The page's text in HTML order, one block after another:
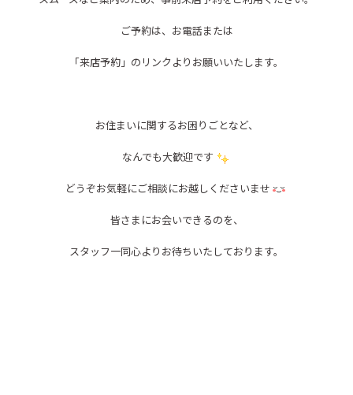
ご予約は、お電話または
「来店予約」のリンクよりお願いいたします。
お住まいに関するお困りごとなど、
なんでも大歓迎です
どうぞお気軽にご相談にお越しくださいませ
皆さまにお会いできるのを、
スタッフ一同心よりお待ちいたしております。